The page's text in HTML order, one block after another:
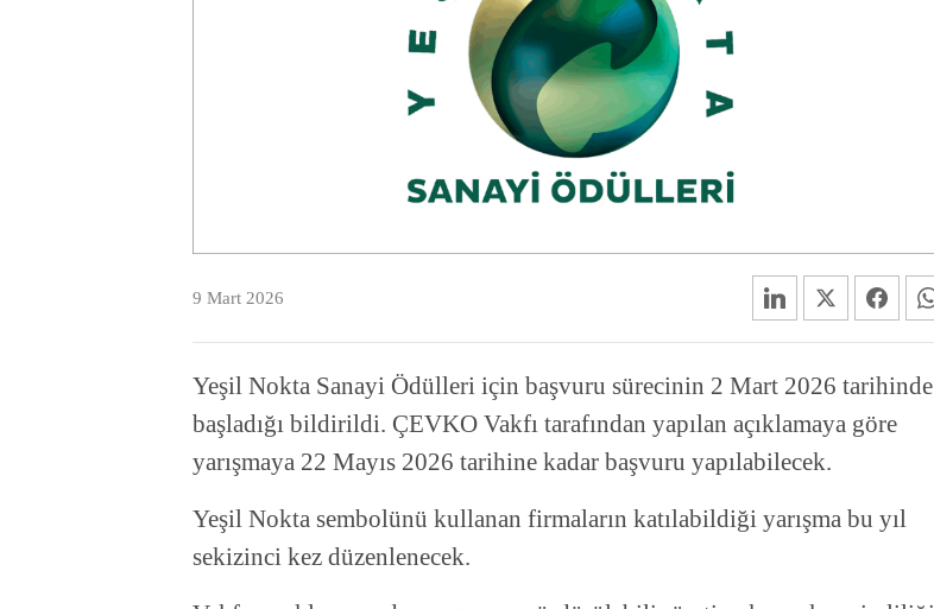
9 Mart 2026
Yeşil Nokta Sanayi Ödülleri için başvuru sürecinin 2 Mart 2026 tarihinde
başladığı bildirildi. ÇEVKO Vakfı tarafından yapılan açıklamaya göre
yarışmaya 22 Mayıs 2026 tarihine kadar başvuru yapılabilecek.
Yeşil Nokta sembolünü kullanan firmaların katılabildiği yarışma bu yıl
sekizinci kez düzenlenecek.